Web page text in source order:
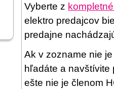
Vyberte z
elektro predajcov
predajne
Ak v zozname nie
hľadáte a navštívite
ešte nie je členom